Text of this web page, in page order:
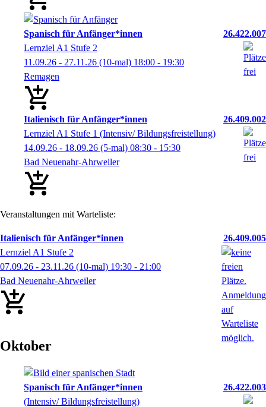
Spanisch für Anfänger*innen
26.422.007
Lernziel A1 Stufe 2
11.09.26 - 27.11.26 (10-mal) 18:00 - 19:30
Remagen
Italienisch für Anfänger*innen
26.409.002
Lernziel A1 Stufe 1 (Intensiv/ Bildungsfreistellung)
14.09.26 - 18.09.26 (5-mal) 08:30 - 15:30
Bad Neuenahr-Ahrweiler
Veranstaltungen mit Warteliste:
Italienisch für Anfänger*innen
26.409.005
Lernziel A1 Stufe 2
07.09.26 - 23.11.26 (10-mal) 19:30 - 21:00
Bad Neuenahr-Ahrweiler
Oktober
Spanisch für Anfänger*innen
26.422.003
(Intensiv/ Bildungsfreistellung)